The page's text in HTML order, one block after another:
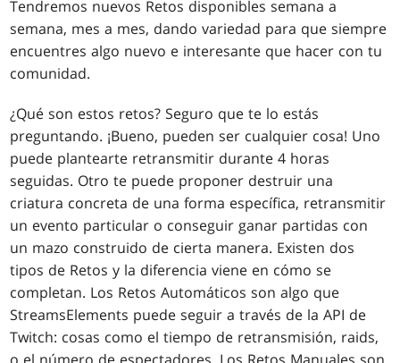
Tendremos nuevos Retos disponibles semana a
semana, mes a mes, dando variedad para que siempre
encuentres algo nuevo e interesante que hacer con tu
comunidad.
¿Qué son estos retos? Seguro que te lo estás
preguntando. ¡Bueno, pueden ser cualquier cosa! Uno
puede plantearte retransmitir durante 4 horas
seguidas. Otro te puede proponer destruir una
criatura concreta de una forma específica, retransmitir
un evento particular o conseguir ganar partidas con
un mazo construido de cierta manera. Existen dos
tipos de Retos y la diferencia viene en cómo se
completan. Los Retos Automáticos son algo que
StreamsElements puede seguir a través de la API de
Twitch: cosas como el tiempo de retransmisión, raids,
o el número de espectadores. Los Retos Manuales son